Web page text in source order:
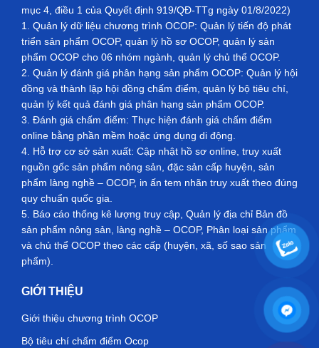
mục 4, điều 1 của Quyết định 919/QĐ-TTg ngày 01/8/2022)
1. Quản lý dữ liệu chương trình OCOP: Quản lý tiến độ phát
triển sản phẩm OCOP, quản lý hồ sơ OCOP, quản lý sản
phẩm OCOP cho 06 nhóm ngành, quản lý chủ thể OCOP.
2. Quản lý đánh giá phân hạng sản phẩm OCOP: Quản lý hội
đồng và thành lập hội đồng chấm điểm, quản lý bộ tiêu chí,
quản lý kết quả đánh giá phân hạng sản phẩm OCOP.
3. Đánh giá chấm điểm: Thực hiện đánh giá chấm điểm
online bằng phần mềm hoặc ứng dụng di động.
4. Hỗ trợ cơ sở sản xuất: Cập nhật hồ sơ online, truy xuất
nguồn gốc sản phẩm nông sản, đặc sản cấp huyện, sản
phẩm làng nghề – OCOP, in ấn tem nhãn truy xuất theo đúng
quy chuẩn quốc gia.
5. Báo cáo thống kê lượng truy cập, Quản lý địa chỉ Bản đồ
sản phẩm nông sản, làng nghề – OCOP, Phân loại sản phẩm
và chủ thể OCOP theo các cấp (huyện, xã, số sao sản
phẩm).
GIỚI THIỆU
Giới thiệu chương trình OCOP
Bộ tiêu chí chấm điểm Ocop